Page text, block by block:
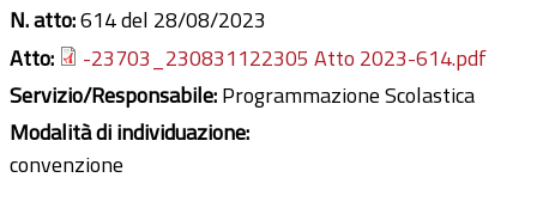
N. atto:614 del 28/08/2023
Atto:
-23703_230831122305 Atto 2023-614.pdf
Servizio/Responsabile:Programmazione Scolastica
Modalità di individuazione:
convenzione